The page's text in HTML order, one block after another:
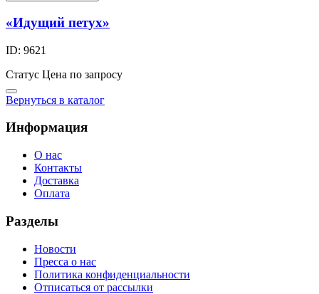
«Идущий петух»
ID: 9621
Статус Цена по запросу
Вернуться в каталог
Информация
О нас
Контакты
Доставка
Оплата
Разделы
Новости
Пресса о нас
Политика конфиденциальности
Отписаться от рассылки